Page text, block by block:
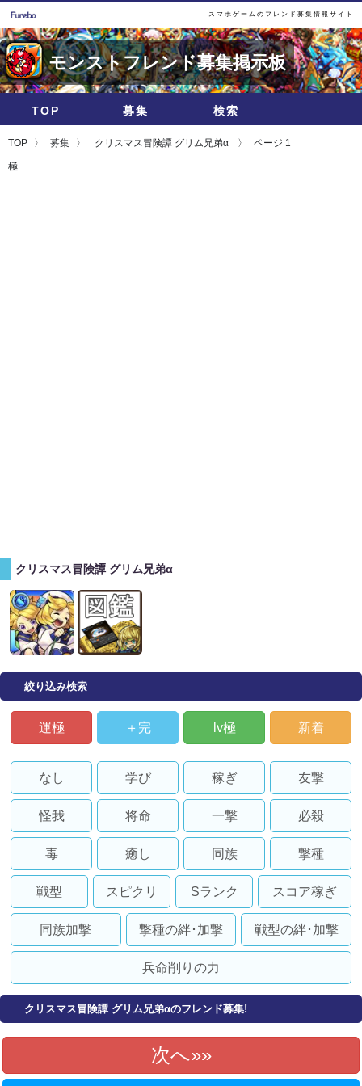
スマホゲームのフレンド募集情報サイト
モンストフレンド募集掲示板
TOP 募集 検索
TOP 募集 クリスマス冒険譚 グリム兄弟α ページ 1
極
クリスマス冒険譚 グリム兄弟α
絞り込み検索
運極 ＋完 lv極 新着
なし 学び 稼ぎ 友撃
怪我 将命 一撃 必殺
毒 癒し 同族 撃種
戦型 スピクリ Sランク スコア稼ぎ
同族加撃 撃種の絆･加撃 戦型の絆･加撃
兵命削りの力
クリスマス冒険譚 グリム兄弟αのフレンド募集!
次へ»